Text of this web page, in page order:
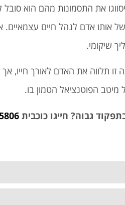
את התסמונות מהם הוא
אותו אדם לנהל חיים עצמאיים.
שיקומי.
תלווה את האדם לאורך חייו,
מיטב הפוטנציאל הטמון בו.
גבוה? חייגו כוכבית